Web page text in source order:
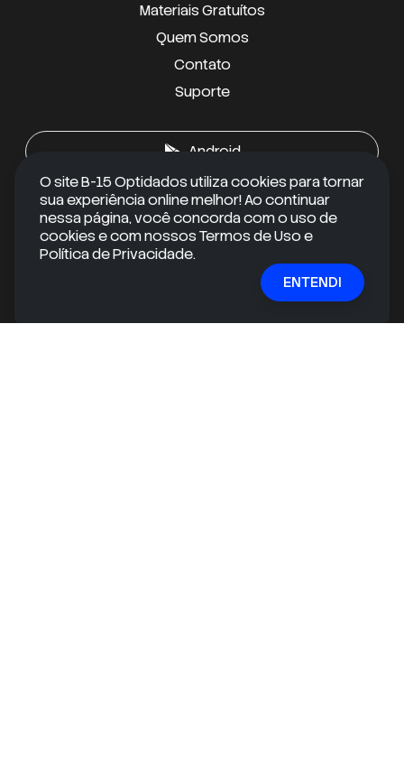
Materiais Gratuítos
Quem Somos
Contato
Suporte
RECEBA CONTEÚDOS EXCLUSIVOS
Android
iOS
O site B-15 Optidados utiliza cookies para tornar
sua experiência online melhor! Ao continuar
nessa página, você concorda com o uso de
cookies e com nossos Termos de Uso e
Política de Privacidade.
ENTENDI